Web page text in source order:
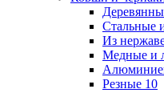
Стальные
Из
Медные и
Резные 10